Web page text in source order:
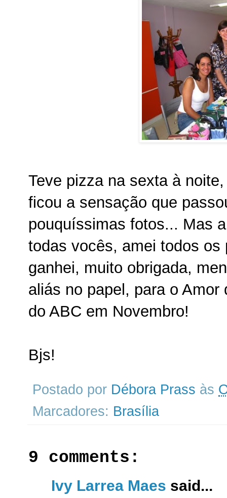
Teve pizza na sexta à
ficou a sensação que
pouquíssimas fotos... Mas
todas vocês, amei todos
ganhei, muito obrigada,
aliás no papel, para o
do ABC em Novembro!
Bjs!
Postado por Débora Prass às
Marcadores: Brasília
9 comments:
Ivy Larrea Maes said...